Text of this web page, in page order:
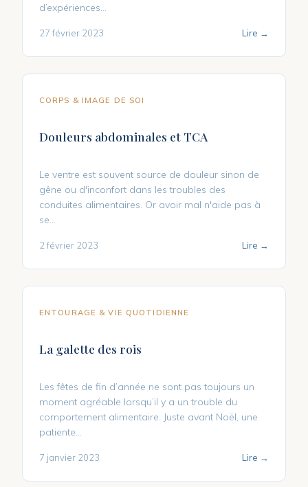
d’expériences...
27 février 2023 Lire →
CORPS & IMAGE DE SOI
Douleurs abdominales et TCA
Le ventre est souvent source de douleur sinon de
gêne ou d'inconfort dans les troubles des
conduites alimentaires. Or avoir mal n'aide pas à
se...
2 février 2023 Lire →
ENTOURAGE & VIE QUOTIDIENNE
La galette des rois
Les fêtes de fin d’année ne sont pas toujours un
moment agréable lorsqu’il y a un trouble du
comportement alimentaire. Juste avant Noël, une
patiente...
7 janvier 2023 Lire →